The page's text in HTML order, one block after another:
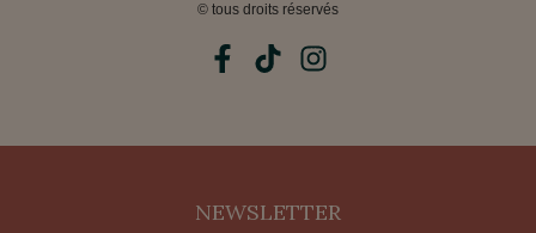
© tous droits réservés
NEWSLETTER